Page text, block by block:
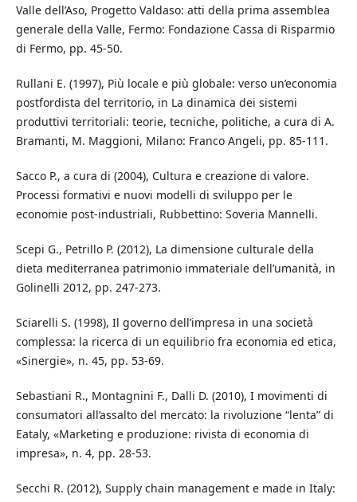
Valle dell’Aso, Progetto Valdaso: atti della prima assemblea
generale della Valle, Fermo: Fondazione Cassa di Risparmio
di Fermo, pp. 45-50.
Rullani E. (1997), Più locale e più globale: verso un’economia
postfordista del territorio, in La dinamica dei sistemi
produttivi territoriali: teorie, tecniche, politiche, a cura di A.
Bramanti, M. Maggioni, Milano: Franco Angeli, pp. 85-111.
Sacco P., a cura di (2004), Cultura e creazione di valore.
Processi formativi e nuovi modelli di sviluppo per le
economie post-industriali, Rubbettino: Soveria Mannelli.
Scepi G., Petrillo P. (2012), La dimensione culturale della
dieta mediterranea patrimonio immateriale dell’umanità, in
Golinelli 2012, pp. 247-273.
Sciarelli S. (1998), Il governo dell’impresa in una società
complessa: la ricerca di un equilibrio fra economia ed etica,
«Sinergie», n. 45, pp. 53-69.
Sebastiani R., Montagnini F., Dalli D. (2010), I movimenti di
consumatori all’assalto del mercato: la rivoluzione “lenta” di
Eataly, «Marketing e produzione: rivista di economia di
impresa», n. 4, pp. 28-53.
Secchi R. (2012), Supply chain management e made in Italy: